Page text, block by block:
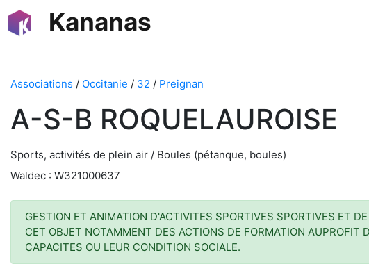
Kananas
Associations / Occitanie / 32 / Preignan
A-S-B ROQUELAUROISE
Sports, activités de plein air / Boules (pétanque, boules)
Waldec : W321000637
GESTION ET ANIMATION D'ACTIVITES SPORTIVES SPORTIVES ET
CET OBJET NOTAMMENT DES ACTIONS DE FORMATION AUPROFIT
CAPACITES OU LEUR CONDITION SOCIALE.